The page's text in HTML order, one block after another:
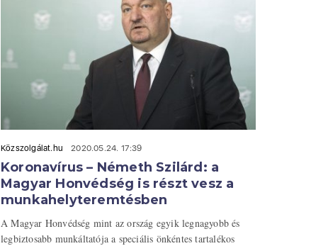
Közszolgálat.hu 2020.05.24. 17:39
Koronavírus – Németh Szilárd: a
Magyar Honvédség is részt vesz a
munkahelyteremtésben
A Magyar Honvédség mint az ország egyik legnagyobb és
legbiztosabb munkáltatója a speciális önkéntes tartalékos